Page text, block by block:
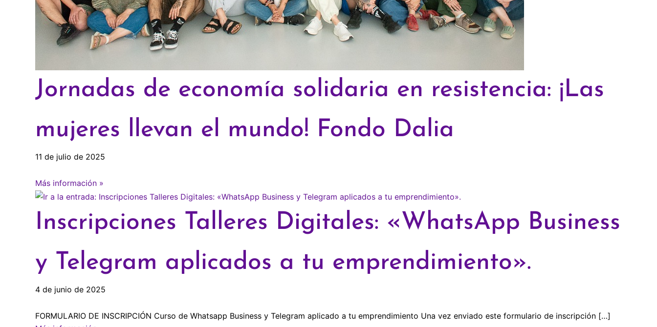
Jornadas de economía solidaria en resistencia: ¡Las
mujeres llevan el mundo! Fondo Dalia
11 de julio de 2025
Más información »
Inscripciones Talleres Digitales: «WhatsApp Business
y Telegram aplicados a tu emprendimiento».
4 de junio de 2025
FORMULARIO DE INSCRIPCIÓN Curso de Whatsapp Business y Telegram aplicado a tu emprendimiento Una vez enviado este formulario de inscripción […]